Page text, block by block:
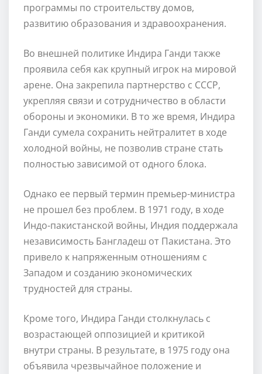
программы по строительству домов,
развитию образования и здравоохранения.
Во внешней политике Индира Ганди также
проявила себя как крупный игрок на мировой
арене. Она закрепила партнерство с СССР,
укрепляя связи и сотрудничество в области
обороны и экономики. В то же время, Индира
Ганди сумела сохранить нейтралитет в ходе
холодной войны, не позволив стране стать
полностью зависимой от одного блока.
Однако ее первый термин премьер-министра
не прошел без проблем. В 1971 году, в ходе
Индо-пакистанской войны, Индия поддержала
независимость Бангладеш от Пакистана. Это
привело к напряженным отношениям с
Западом и созданию экономических
трудностей для страны.
Кроме того, Индира Ганди столкнулась с
возрастающей оппозицией и критикой
внутри страны. В результате, в 1975 году она
объявила чрезвычайное положение и